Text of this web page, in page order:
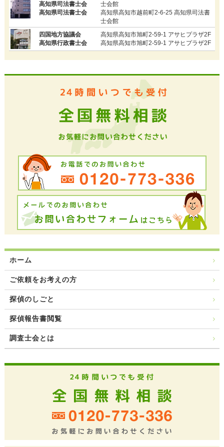
高知県司法書士会
高知県司法書士会
士会館
高知県高知市越前町2-6-25 高知県司法書
士会館
四国地方協議会
高知県行政書士会
高知県高知市旭町2-59-1 アサヒプラザ2F
高知県高知市旭町2-59-1 アサヒプラザ2F
ホーム
ご依頼をお考えの方
探偵のしごと
探偵報告書閲覧
調査士会とは